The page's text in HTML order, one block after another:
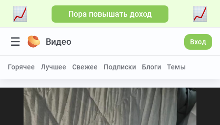
Пора повышать доход
Видео Вход
Горячее Лучшее Свежее Подписки Блоги Темы